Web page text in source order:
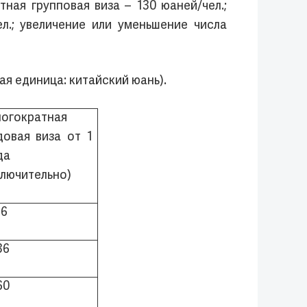
групповая виза – 130 юаней/чел.;
увеличение или уменьшение числа
единица: китайский юань).
виза от 1